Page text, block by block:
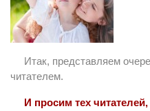
Итак, представляем
читателем.
И просим тех